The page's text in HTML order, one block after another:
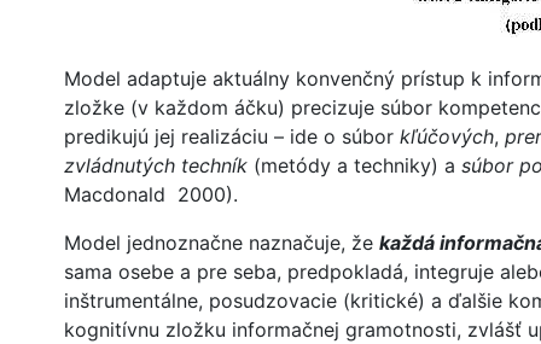
Model adaptuje aktuálny konvenčný prístup k
zložke (v každom áčku) precizuje súbor
predikujú jej realizáciu – ide o súbor kľúčových,
zvládnutých techník (metódy a techniky) a súbor
Macdonald 2000).
Model jednoznačne naznačuje, že každá
sama osebe a pre seba, predpokladá, integruje
inštrumentálne, posudzovacie (kritické) a ďalšie
kognitívnu zložku informačnej gramotnosti, zvlášť